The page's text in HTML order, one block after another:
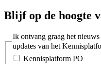
Blijf op de hoogte
Ik ontvang graag het
updates van het
Kennisplatform PO